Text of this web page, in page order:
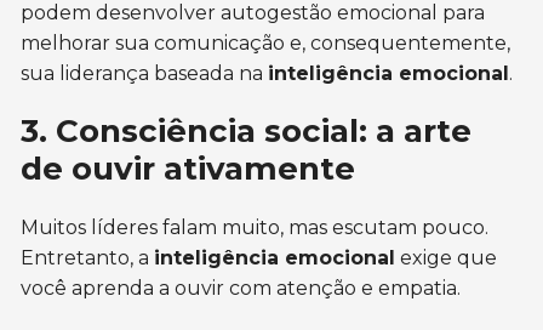
podem desenvolver autogestão emocional para
melhorar sua comunicação e, consequentemente,
sua liderança baseada na inteligência emocional .
3. Consciência social: a arte
de ouvir ativamente
Muitos líderes falam muito, mas escutam pouco.
Entretanto, a inteligência emocional exige que
você aprenda a ouvir com atenção e empatia.